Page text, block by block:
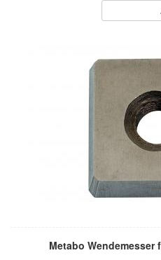
Metabo Wendemesser